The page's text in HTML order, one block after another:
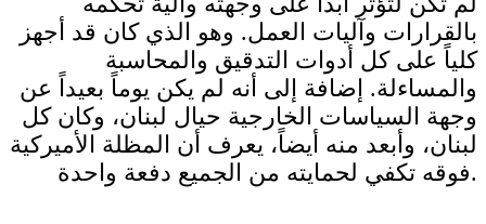
بالقرارات وآليات العمل. وهو الذي كان قد أجهز
كلياً على كل أدوات التدقيق والمحاسبة
والمساءلة. إضافة إلى أنه لم يكن يوماً بعيداً عن
وجهة السياسات الخارجية حيال لبنان، وكان كل
لبنان، وأبعد منه أيضاً، يعرف أن المظلة الأميركية
فوقه تكفي لحمايته من الجميع دفعة واحدة.